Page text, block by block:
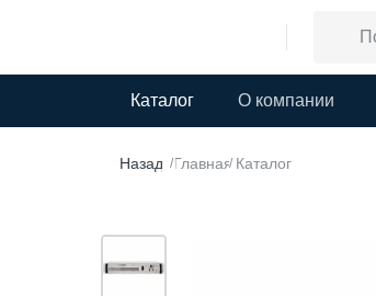
Каталог О компании
/Главная/ Каталог
Назад